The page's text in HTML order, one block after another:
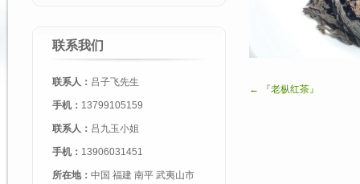
← 『老枞红茶』
联系我们
联系人： 吕子飞先生
手机： 13799105159
联系人： 吕九玉小姐
手机： 13906031451
所在地： 中国 福建 南平 武夷山市